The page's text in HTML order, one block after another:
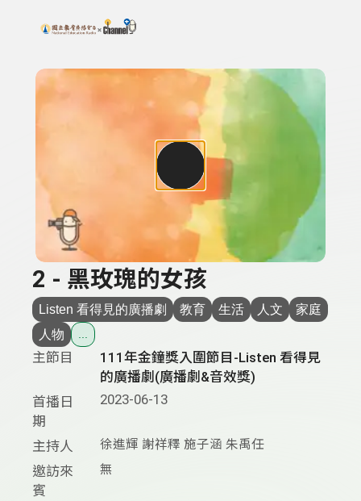
上方功能區塊
搜尋關鍵字：可輸入節目名稱、主持人或關鍵字
2 - 黑玫瑰的女孩
Listen 看得見的廣播劇 教育 生活 人文
家庭
人物
...
主節目
111年金鐘獎入圍節目-Listen 看得見
的廣播劇(廣播劇&音效獎)
首播日
期
2023-06-13
主持人 徐進輝 謝祥釋 施子涵 朱禹任
邀訪來
賓
無